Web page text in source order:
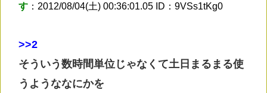
す ：2012/08/04(土) 00:36:01.05 ID：9VSs1tKg0
>>2
そういう数時間単位じゃなくて土日まるまる使
うようななにかを